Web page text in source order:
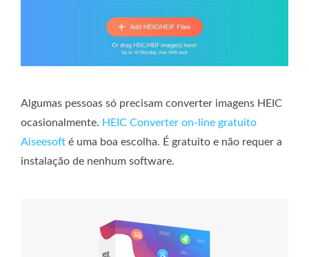
Algumas pessoas só precisam converter imagens HEIC
ocasionalmente. HEIC Converter on-line gratuito
Aiseesoft é uma boa escolha. É gratuito e não requer a
instalação de nenhum software.